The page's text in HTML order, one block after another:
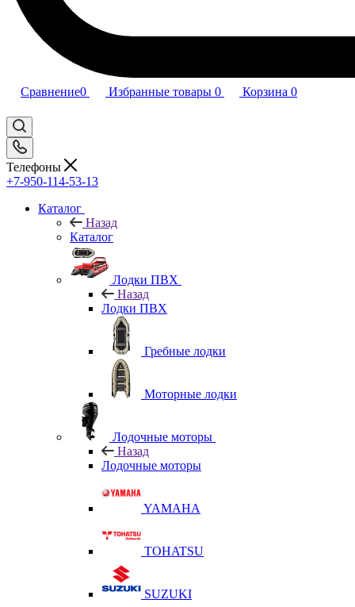
Сравнение0 Избранные товары 0 Корзина 0
Телефоны
+7-950-114-53-13
Каталог
Назад
Каталог
Лодки ПВХ
Назад
Лодки ПВХ
Гребные лодки
Моторные лодки
Лодочные моторы
Назад
Лодочные моторы
YAMAHA
TOHATSU
SUZUKI